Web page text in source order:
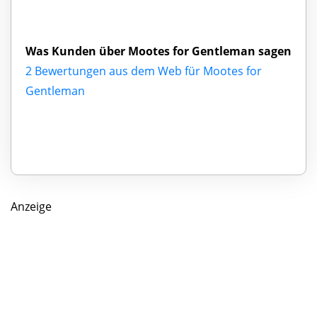
Was Kunden über Mootes for Gentleman sagen
2 Bewertungen aus dem Web für Mootes for
Gentleman
Anzeige